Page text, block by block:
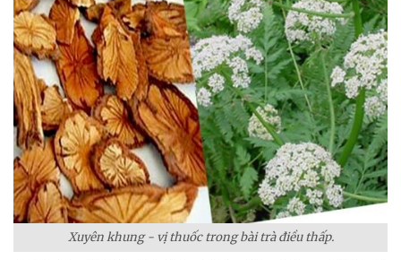
Xuyên khung - vị thuốc trong bài trà điều thấp.